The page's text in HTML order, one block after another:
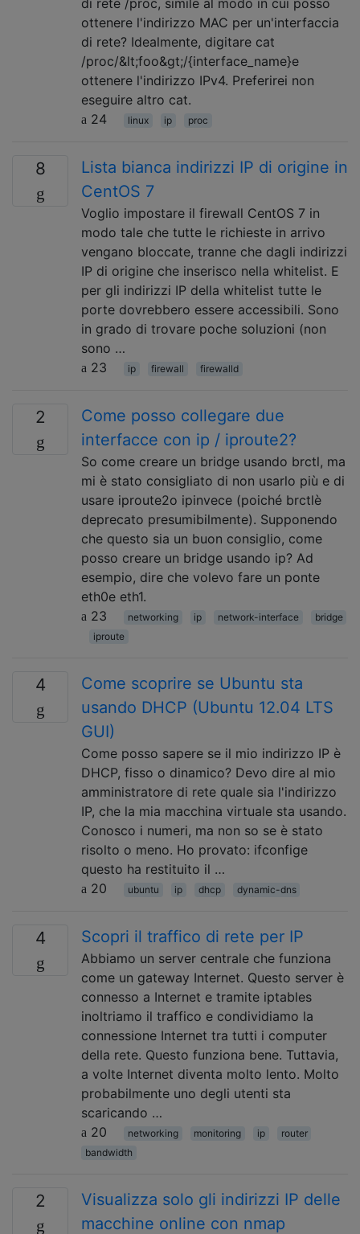
ottenere l'indirizzo MAC per un'interfaccia
di rete? Idealmente, digitare cat
/proc/&lt;foo&gt;/{interface_name}e
ottenere l'indirizzo IPv4. Preferirei non
eseguire altro cat.
24
linux ip proc
8
Lista bianca indirizzi IP di origine in
CentOS 7
Voglio impostare il firewall CentOS 7 in
modo tale che tutte le richieste in arrivo
vengano bloccate, tranne che dagli indirizzi
IP di origine che inserisco nella whitelist. E
per gli indirizzi IP della whitelist tutte le
porte dovrebbero essere accessibili. Sono
in grado di trovare poche soluzioni (non
sono …
23
ip firewall firewalld
2
Come posso collegare due
interfacce con ip / iproute2?
So come creare un bridge usando brctl, ma
mi è stato consigliato di non usarlo più e di
usare iproute2o ipinvece (poiché brctlè
deprecato presumibilmente). Supponendo
che questo sia un buon consiglio, come
posso creare un bridge usando ip? Ad
esempio, dire che volevo fare un ponte
eth0e eth1.
23
networking ip network-interface
bridge
iproute
4
Come scoprire se Ubuntu sta
usando DHCP (Ubuntu 12.04 LTS
GUI)
Come posso sapere se il mio indirizzo IP è
DHCP, fisso o dinamico? Devo dire al mio
amministratore di rete quale sia l'indirizzo
IP, che la mia macchina virtuale sta usando.
Conosco i numeri, ma non so se è stato
risolto o meno. Ho provato: ifconfige
questo ha restituito il …
20
ubuntu ip dhcp dynamic-dns
4 Scopri il traffico di rete per IP
Abbiamo un server centrale che funziona
come un gateway Internet. Questo server è
connesso a Internet e tramite iptables
inoltriamo il traffico e condividiamo la
connessione Internet tra tutti i computer
della rete. Questo funziona bene. Tuttavia,
a volte Internet diventa molto lento. Molto
probabilmente uno degli utenti sta
scaricando …
20
networking monitoring ip
router
bandwidth
2
Visualizza solo gli indirizzi IP delle
macchine online con nmap